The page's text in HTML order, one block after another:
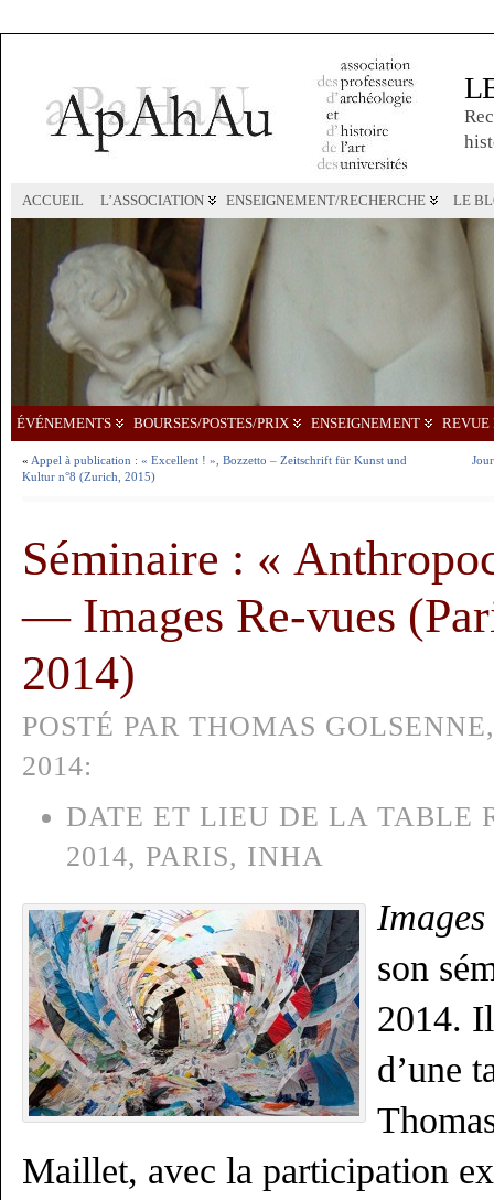
ACCUEIL L’ASSOCIATION ENSEIGNEMENT/RECHERCHE LE
ÉVÉNEMENTS BOURSES/POSTES/PRIX ENSEIGNEMENT REVUE
« Appel à publication : « Excellent ! », Bozzetto – Zeitschrift für Kunst und
Kultur n°8 (Zurich, 2015)
Séminaire : «
— Images Re-vues
2014)
POSTÉ PAR THOMAS
2014:
DATE ET LIEU DE LA TABLE
2014, PARIS, INHA
Images
son
2014.
d’une
Maillet, avec la participation